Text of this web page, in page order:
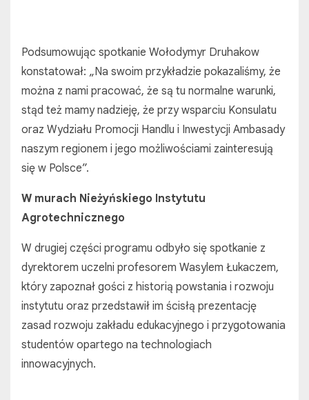
Podsumowując spotkanie Wołodymyr Druhakow
konstatował: „Na swoim przykładzie pokazaliśmy, że
można z nami pracować, że są tu normalne warunki,
stąd też mamy nadzieję, że przy wsparciu Konsulatu
oraz Wydziału Promocji Handlu i Inwestycji Ambasady
naszym regionem i jego możliwościami zainteresują
się w Polsce”.
W murach Nieżyńskiego Instytutu
Agrotechnicznego
W drugiej części programu odbyło się spotkanie z
dyrektorem uczelni profesorem Wasylem Łukaczem,
który zapoznał gości z historią powstania i rozwoju
instytutu oraz przedstawił im ścisłą prezentację
zasad rozwoju zakładu edukacyjnego i przygotowania
studentów opartego na technologiach
innowacyjnych.